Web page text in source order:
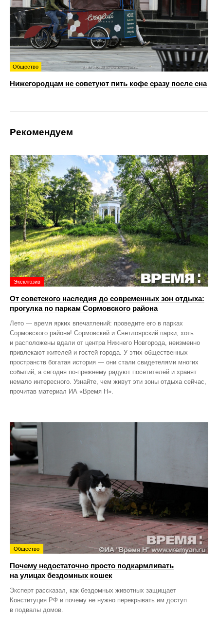
Общество
Нижегородцам не советуют пить кофе сразу после сна
Рекомендуем
Эксклюзив
От советского наследия до современных зон отдыха:
прогулка по паркам Сормовского района
Лето — время ярких впечатлений: проведите его в парках
Сормовского района! Сормовский и Светлоярский парки, хоть
и расположены вдали от центра Нижнего Новгорода, неизменно
привлекают жителей и гостей города. У этих общественных
пространств богатая история — они стали свидетелями многих
событий, а сегодня по‑прежнему радуют посетителей и хранят
немало интересного. Узнайте, чем живут эти зоны отдыха сейчас,
прочитав материал ИА «Время Н».
Общество
Почему недостаточно просто подкармливать
на улицах бездомных кошек
Эксперт рассказал, как бездомных животных защищает
Конституция РФ и почему не нужно перекрывать им доступ
в подвалы домов.